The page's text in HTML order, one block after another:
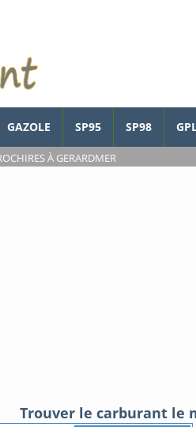
GAZOLE SP95 SP98
À GERARDMER
Trouver le carburant le